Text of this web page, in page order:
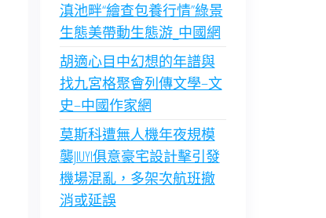
滇池畔“繪查包養行情”綠景
生態美帶動生態游_中國網
胡適心目中幻想的年譜與
找九宮格聚會列傳文學–文
史–中國作家網
莫斯科遭無人機年夜規模
襲JIUYI俱意豪宅設計擊引發
機場混亂，多架次航班撤
消或延誤